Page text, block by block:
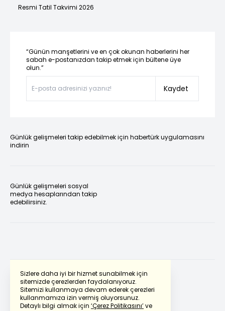
Sizlere daha iyi bir hizmet sunabilmek için
sitemizde çerezlerden faydalanıyoruz.
Sitemizi kullanmaya devam ederek çerezleri
kullanmamıza izin vermiş oluyorsunuz.
Detaylı bilgi almak için ‘Çerez Politikasını’ve
Resmi Tatil Takvimi 2026
“Günün manşetlerini ve en çok okunan haberlerini her
sabah e-postanızdan takip etmek için bültene üye
olun.”
Kaydet
Günlük gelişmeleri takip edebilmek için habertürk uygulamasını
indirin
Günlük gelişmeleri sosyal
medya hesaplarından takip
edebilirsiniz.
Powered by Translate